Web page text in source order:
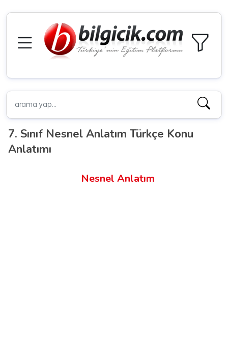
7. Sınıf Nesnel Anlatım Türkçe Konu
Anlatımı
Nesnel Anlatım